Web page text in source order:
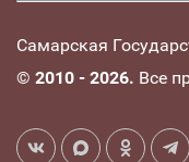
Самарская
© 2010 - 2026. Все